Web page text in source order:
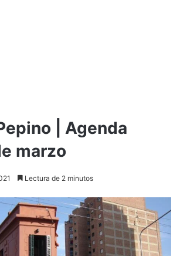
| Agenda
marzo
Lectura de 2 minutos